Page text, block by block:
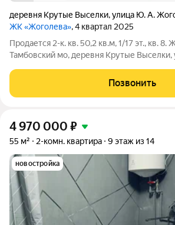
деревня Крутые Выселки,улица Ю. А.
ЖК «Жоголева», 4 квартал 2025
Продается 2-к. кв. 50,2 кв.м, 1/17 эт., кв.
Тамбовский мо, деревня Крутые Выселки,
Чистовая отделка: 1004000 . Ипотека
(без отделки): первый
Позвонить
4 970 000 ₽
55 м² 2-комн. квартира 9 этаж из 14
новостройка